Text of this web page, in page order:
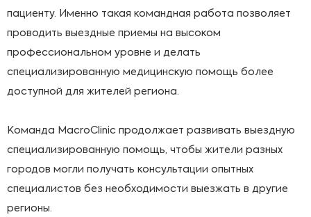
пациенту. Именно такая командная работа позволяет
проводить выездные приемы на высоком
профессиональном уровне и делать
специализированную медицинскую помощь более
доступной для жителей региона.
Команда MacroClinic продолжает развивать выездную
специализированную помощь, чтобы жители разных
городов могли получать консультации опытных
специалистов без необходимости выезжать в другие
регионы.